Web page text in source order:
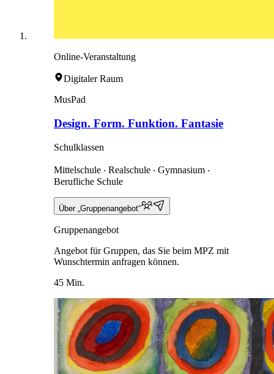
Online-Veranstaltung
Digitaler Raum
MusPad
Design. Form. Funktion. Fantasie
Schulklassen
Mittelschule ‧ Realschule ‧ Gymnasium ‧
Berufliche Schule
Über „Gruppenangebot“
Gruppenangebot
Angebot für Gruppen, das Sie beim MPZ mit
Wunschtermin anfragen können.
45 Min.